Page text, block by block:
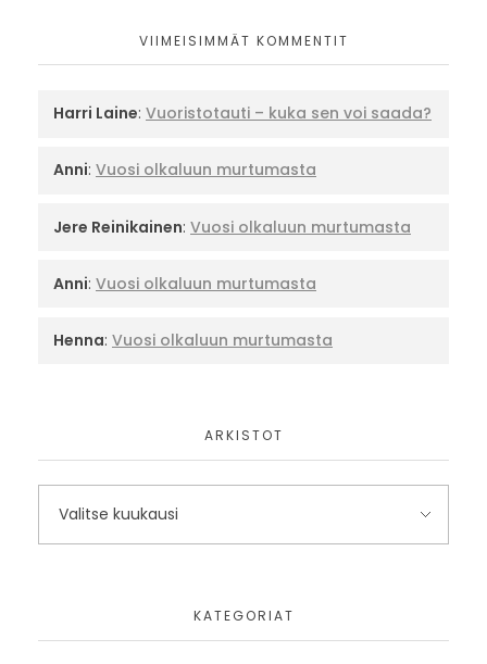
VIIMEISIMMÄT KOMMENTIT
Harri Laine: Vuoristotauti – kuka sen voi saada?
Anni: Vuosi olkaluun murtumasta
Jere Reinikainen: Vuosi olkaluun murtumasta
Anni: Vuosi olkaluun murtumasta
Henna: Vuosi olkaluun murtumasta
ARKISTOT
KATEGORIAT